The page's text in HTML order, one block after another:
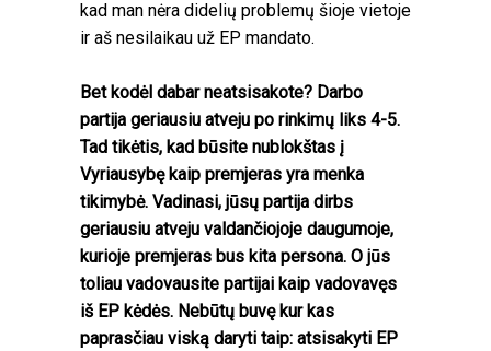
kad man nėra didelių problemų šioje vietoje
ir aš nesilaikau už EP mandato.
Bet kodėl dabar neatsisakote? Darbo
partija geriausiu atveju po rinkimų liks 4-5.
Tad tikėtis, kad būsite nublokštas į
Vyriausybę kaip premjeras yra menka
tikimybė. Vadinasi, jūsų partija dirbs
geriausiu atveju valdančiojoje daugumoje,
kurioje premjeras bus kita persona. O jūs
toliau vadovausite partijai kaip vadovavęs
iš EP kėdės. Nebūtų buvę kur kas
paprasčiau viską daryti taip: atsisakyti EP